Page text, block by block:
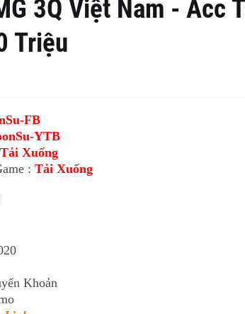
3Q Việt Nam - Acc
Triệu
FB
YTB
Tải Xuống
: Tải Xuống
Khoản